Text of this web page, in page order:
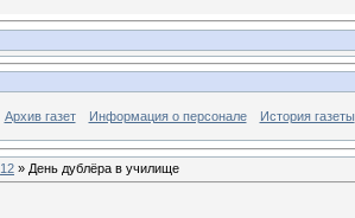
Архив газет Информация о персонале История газеты
12 » День дублёра в училище